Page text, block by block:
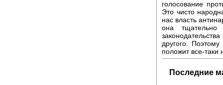
голосование
Это чисто
нас власть
она тщательно
другого.
положит все-таки
Последние